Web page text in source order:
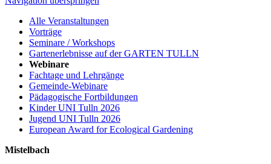
Alle Veranstaltungen
Vorträge
Seminare / Workshops
Gartenerlebnisse auf der GARTEN TULLN
Webinare
Fachtage und Lehrgänge
Gemeinde-Webinare
Pädagogische Fortbildungen
Kinder UNI Tulln 2026
Jugend UNI Tulln 2026
European Award for Ecological Gardening
Mistelbach